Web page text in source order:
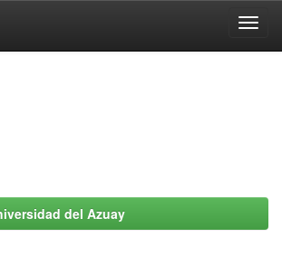
del Azuay